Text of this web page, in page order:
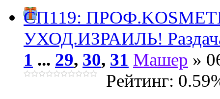
СП119:
УХОД.ИЗРАИЛЬ!
1 ... 29, 30, 31 Машер »
Рейтинг: